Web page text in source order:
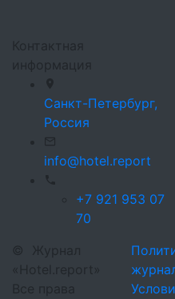
Контактная
информация
Санкт-Петербург,
Россия
info@hotel.report
+7 921 953 07
70
©
Журнал
«Hotel.report»
Все права